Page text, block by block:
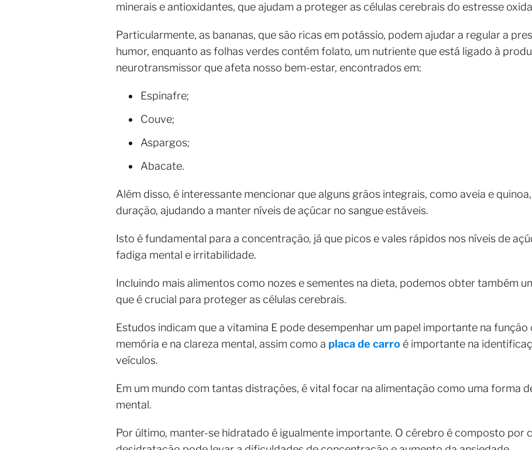
minerais e antioxidantes, que ajudam a proteger as células cerebrais do estresse
Particularmente, as bananas, que são ricas em potássio, podem ajudar a regular a
humor, enquanto as folhas verdes contém folato, um nutriente que está ligado à
neurotransmissor que afeta nosso bem-estar, encontrados em:
Espinafre;
Couve;
Aspargos;
Abacate.
Além disso, é interessante mencionar que alguns grãos integrais, como aveia e
duração, ajudando a manter níveis de açúcar no sangue estáveis.
Isto é fundamental para a concentração, já que picos e vales rápidos nos níveis de
fadiga mental e irritabilidade.
Incluindo mais alimentos como nozes e sementes na dieta, podemos obter também
que é crucial para proteger as células cerebrais.
Estudos indicam que a vitamina E pode desempenhar um papel importante na
memória e na clareza mental, assim como a placa de carro é importante na
veículos.
Em um mundo com tantas distrações, é vital focar na alimentação como uma forma
mental.
Por último, manter-se hidratado é igualmente importante. O cérebro é composto por